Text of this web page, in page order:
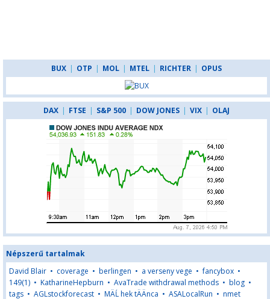
BUX | OTP | MOL | MTEL | RICHTER | OPUS
DAX | FTSE | S&P 500 | DOW JONES | VIX | OLAJ
Népszerű tartalmak
David Blair • coverage • berlingen • a verseny vege •fancybox •
149(1) • KatharineHepburn • AvaTrade withdrawal methods • blog •
tags • AGLstockforecast • MÄĹ hek tÄÄnca • ASALocalRun • nmet